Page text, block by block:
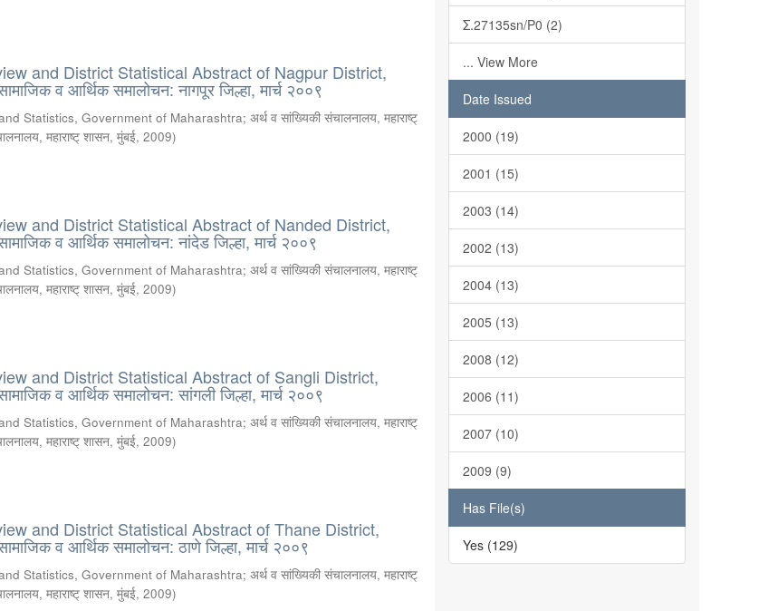
and District Statistical Abstract of Nagpur District,
व आर्थिक समालोचन: नागपूर जिल्हा, मार्च २००९
Statistics, Government of Maharashtra;अर्थ व सांख्यिकी संचालनालय, महाराष्ट्
महाराष्ट् शासन, मुंबई,2009)
and District Statistical Abstract of Nanded District,
व आर्थिक समालोचन: नांदेड जिल्हा, मार्च २००९
Statistics, Government of Maharashtra;अर्थ व सांख्यिकी संचालनालय, महाराष्ट्
महाराष्ट् शासन, मुंबई,2009)
and District Statistical Abstract of Sangli District,
व आर्थिक समालोचन: सांगली जिल्हा, मार्च २००९
Statistics, Government of Maharashtra;अर्थ व सांख्यिकी संचालनालय, महाराष्ट्
महाराष्ट् शासन, मुंबई,2009)
and District Statistical Abstract of Thane District,
व आर्थिक समालोचन: ठाणे जिल्हा, मार्च २००९
Statistics, Government of Maharashtra;अर्थ व सांख्यिकी संचालनालय, महाराष्ट्
महाराष्ट् शासन, मुंबई,2009)
Σ.27135sn/P0 (2)
... View More
Date Issued
2000 (19)
2001 (15)
2003 (14)
2002 (13)
2004 (13)
2005 (13)
2008 (12)
2006 (11)
2007 (10)
2009 (9)
Has File(s)
Yes (129)